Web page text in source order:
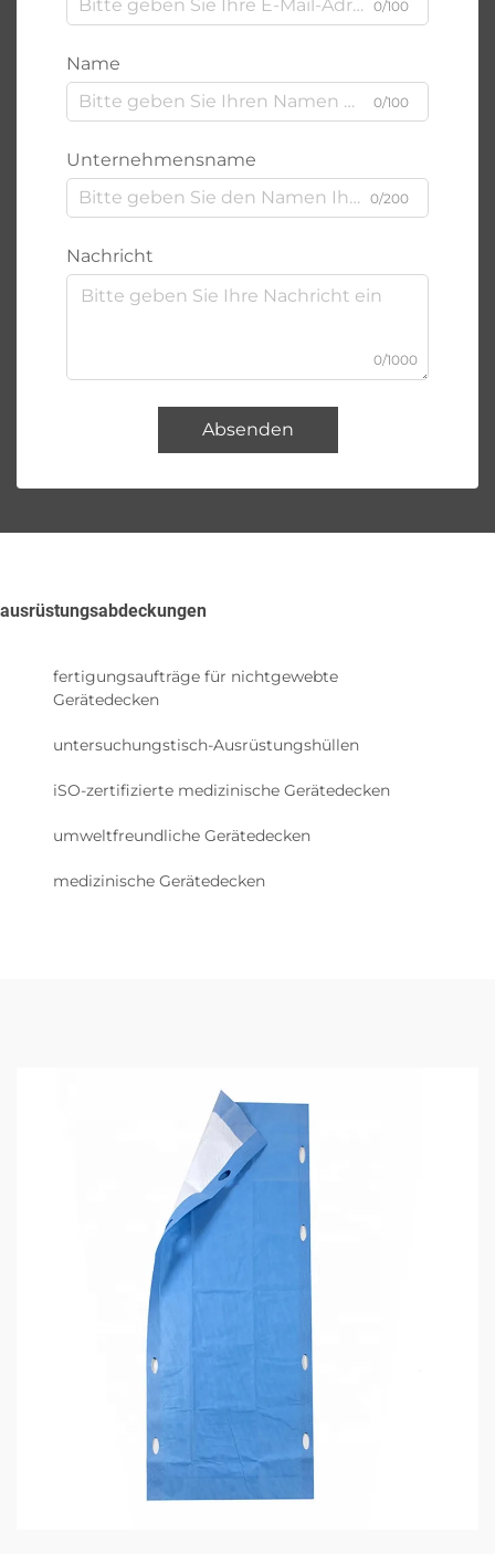
0/100
Name
0/100
Unternehmensname
0/200
Nachricht
0/1000
Absenden
ausrüstungsabdeckungen
fertigungsaufträge für nichtgewebte
Gerätedecken
untersuchungstisch-Ausrüstungshüllen
iSO-zertifizierte medizinische Gerätedecken
umweltfreundliche Gerätedecken
medizinische Gerätedecken